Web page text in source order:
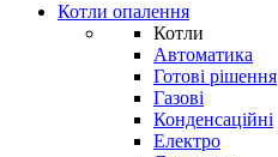
Котли опалення
Котли
Автоматика
Готові рішення
Газові
Конденсаційні
Електро